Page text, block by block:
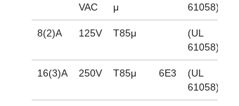
VAC
μ
61058)
8(2)A 125V T85μ
(UL
61058)
16(3)A 250V T85μ 6E3
(UL
61058)